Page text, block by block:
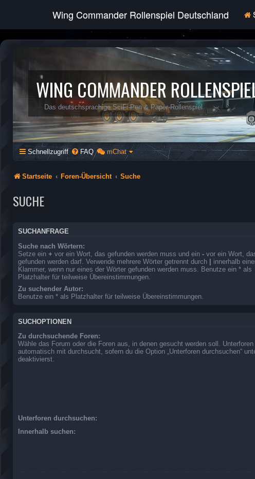
Wing Commander Rollenspiel Deutschland
WING COMMANDER
Das deutschsprachige SciFi-Pen & Paper-Rollenspiel
Schnellzugriff FAQ mChat
Startseite Foren-Übersicht Suche
SUCHE
SUCHANFRAGE
Suche nach Wörtern:
Setze ein + vor ein Wort, das gefunden werden muss und ein - vor ein Wort,
gefunden werden darf. Verwende mehrere Wörter getrennt durch | innerhalb
Klammer, wenn nur eines der Wörter gefunden werden muss. Benutze ein * als
Platzhalter für teilweise Übereinstimmungen.
Zu suchender Autor:
Benutze ein * als Platzhalter für teilweise Übereinstimmungen.
SUCHOPTIONEN
Zu durchsuchende Foren:
Wähle das Forum oder die Foren aus, in denen gesucht werden soll. Unterforen
automatisch mit durchsucht, sofern du die Option „Unterforen durchsuchen“
deaktivierst.
Unterforen durchsuchen:
Innerhalb suchen: